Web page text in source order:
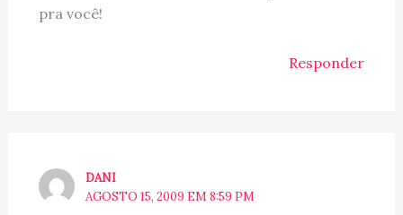
pra você!
Responder
DANI
AGOSTO 15, 2009 EM 8:59 PM